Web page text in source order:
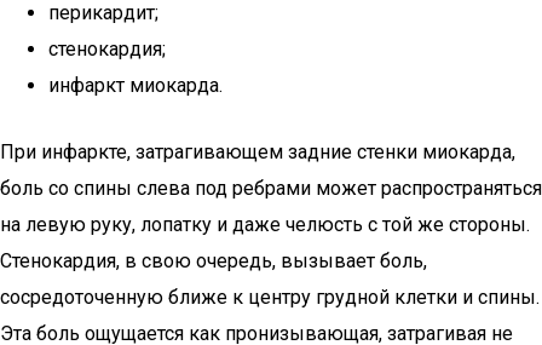
перикардит;
стенокардия;
инфаркт миокарда.
При инфаркте, затрагивающем задние стенки миокарда,
боль со спины слева под ребрами может распространяться
на левую руку, лопатку и даже челюсть с той же стороны.
Стенокардия, в свою очередь, вызывает боль,
сосредоточенную ближе к центру грудной клетки и спины.
Эта боль ощущается как пронизывающая, затрагивая не